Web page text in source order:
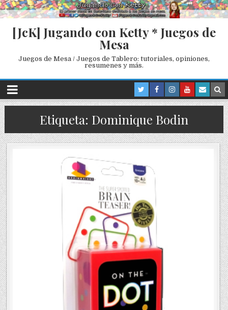
[JcK] Jugando con Ketty * Juegos de
Mesa
Juegos de Mesa / Juegos de Tablero: tutoriales, opiniones,
resumenes y más.
Etiqueta: Dominique Bodin